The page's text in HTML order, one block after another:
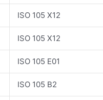
ISO 105 X12
ISO 105 X12
ISO 105 E01
ISO 105 B2